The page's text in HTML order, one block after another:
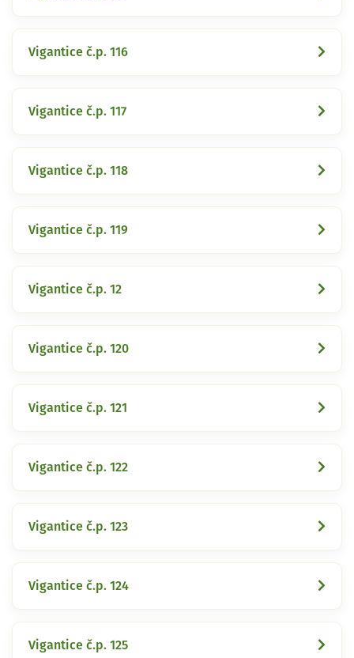
Vigantice č.p. 116
Vigantice č.p. 117
Vigantice č.p. 118
Vigantice č.p. 119
Vigantice č.p. 12
Vigantice č.p. 120
Vigantice č.p. 121
Vigantice č.p. 122
Vigantice č.p. 123
Vigantice č.p. 124
Vigantice č.p. 125